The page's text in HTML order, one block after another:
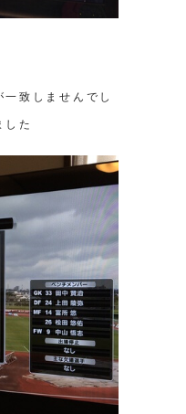
致しませんでし
した